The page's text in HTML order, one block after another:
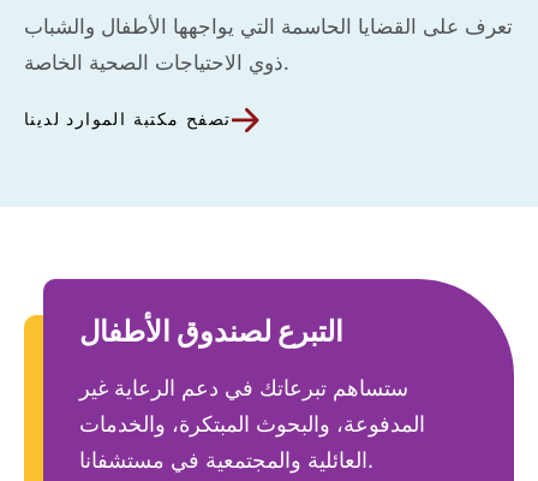
تعرف على القضايا الحاسمة التي يواجهها الأطفال والشباب
ذوي الاحتياجات الصحية الخاصة.
تصفح مكتبة الموارد لدينا
التبرع لصندوق الأطفال
ستساهم تبرعاتك في دعم الرعاية غير
المدفوعة، والبحوث المبتكرة، والخدمات
العائلية والمجتمعية في مستشفانا.